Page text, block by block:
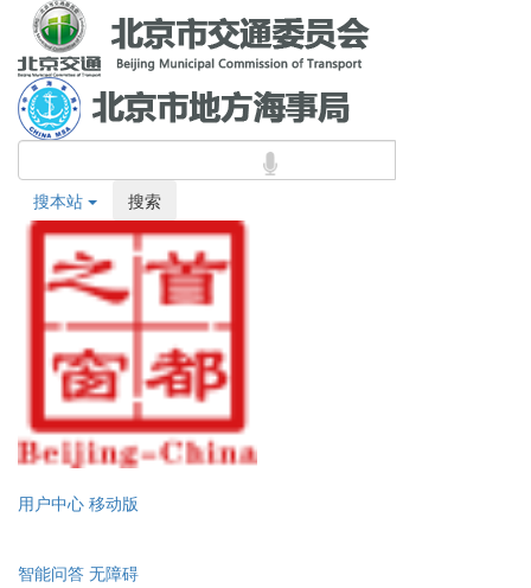
搜本站 搜索
用户中心 移动版
智能问答 无障碍